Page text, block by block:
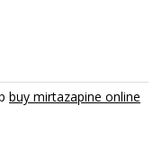
buy mirtazapine online